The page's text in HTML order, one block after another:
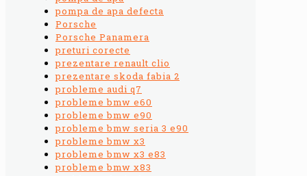
pompa de apa defecta
Porsche
Porsche Panamera
preturi corecte
prezentare renault clio
prezentare skoda fabia 2
probleme audi q7
probleme bmw e60
probleme bmw e90
probleme bmw seria 3 e90
probleme bmw x3
probleme bmw x3 e83
probleme bmw x83